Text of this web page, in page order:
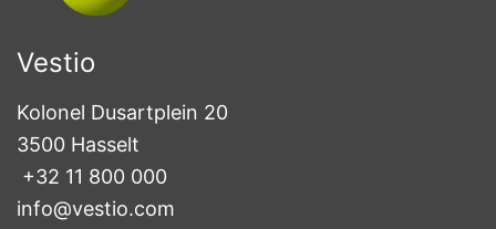
Vestio
Kolonel Dusartplein 20
3500 Hasselt
+32 11 800 000
info@vestio.com